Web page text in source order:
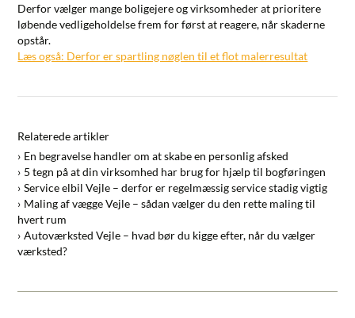
Derfor vælger mange boligejere og virksomheder at prioritere
løbende vedligeholdelse frem for først at reagere, når skaderne
opstår.
Læs også: Derfor er spartling nøglen til et flot malerresultat
Relaterede artikler
En begravelse handler om at skabe en personlig afsked
5 tegn på at din virksomhed har brug for hjælp til bogføringen
Service elbil Vejle – derfor er regelmæssig service stadig vigtig
Maling af vægge Vejle – sådan vælger du den rette maling til
hvert rum
Autoværksted Vejle – hvad bør du kigge efter, når du vælger
værksted?